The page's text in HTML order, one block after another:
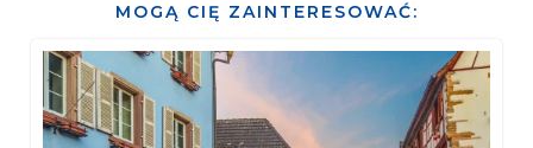
MOGĄ CIĘ ZAINTERESOWAĆ: